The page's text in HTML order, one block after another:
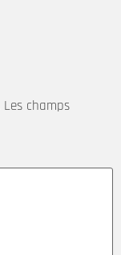
Les champs